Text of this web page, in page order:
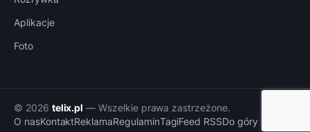
Aplikacje
Foto
© 2026 telix.pl — Wszelkie prawa zastrzeżone.
O nasKontaktReklamaRegulaminTagiFeed RSSDo góry ↑